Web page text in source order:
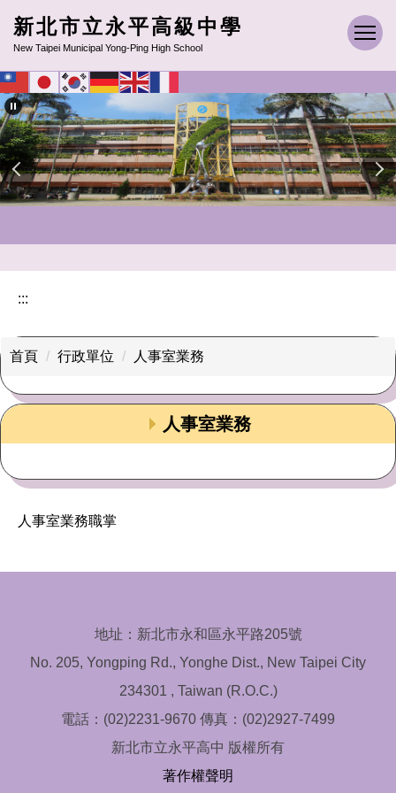
跳
到
主
要
內
容
區
新北市立永平高級中學
New Taipei Municipal Yong-Ping High School
:::
首頁 行政單位 人事室業務
人事室業務
人事室業務職掌
地址：新北市永和區永平路205號
No. 205, Yongping Rd., Yonghe Dist., New Taipei City
234301 , Taiwan (R.O.C.)
電話：(02)2231-9670 傳真：(02)2927-7499
新北市立永平高中 版權所有
著作權聲明